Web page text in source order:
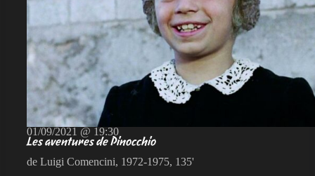
01/09/2021 @ 19:30
Les aventures de Pinocchio
de Luigi Comencini, 1972-1975, 135'